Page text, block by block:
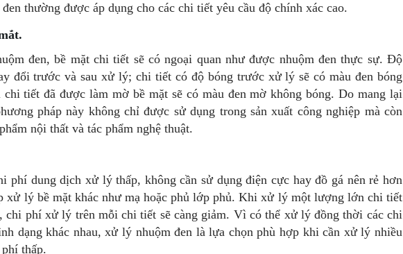
thường được áp dụng cho các chi tiết yêu cầu độ chính xác cao.
đen, bề mặt chi tiết sẽ có ngoại quan như được nhuộm đen thực sự. Độ
đổi trước và sau xử lý; chi tiết có độ bóng trước xử lý sẽ có màu đen bóng
tiết đã được làm mờ bề mặt sẽ có màu đen mờ không bóng. Do mang lại
pháp này không chỉ được sử dụng trong sản xuất công nghiệp mà còn
nội thất và tác phẩm nghệ thuật.
phí dung dịch xử lý thấp, không cần sử dụng điện cực hay đồ gá nên rẻ hơn
xử lý bề mặt khác như mạ hoặc phủ lớp phủ. Khi xử lý một lượng lớn chi tiết
chi phí xử lý trên mỗi chi tiết sẽ càng giảm. Vì có thể xử lý đồng thời các chi
dạng khác nhau, xử lý nhuộm đen là lựa chọn phù hợp khi cần xử lý nhiều
thấp.